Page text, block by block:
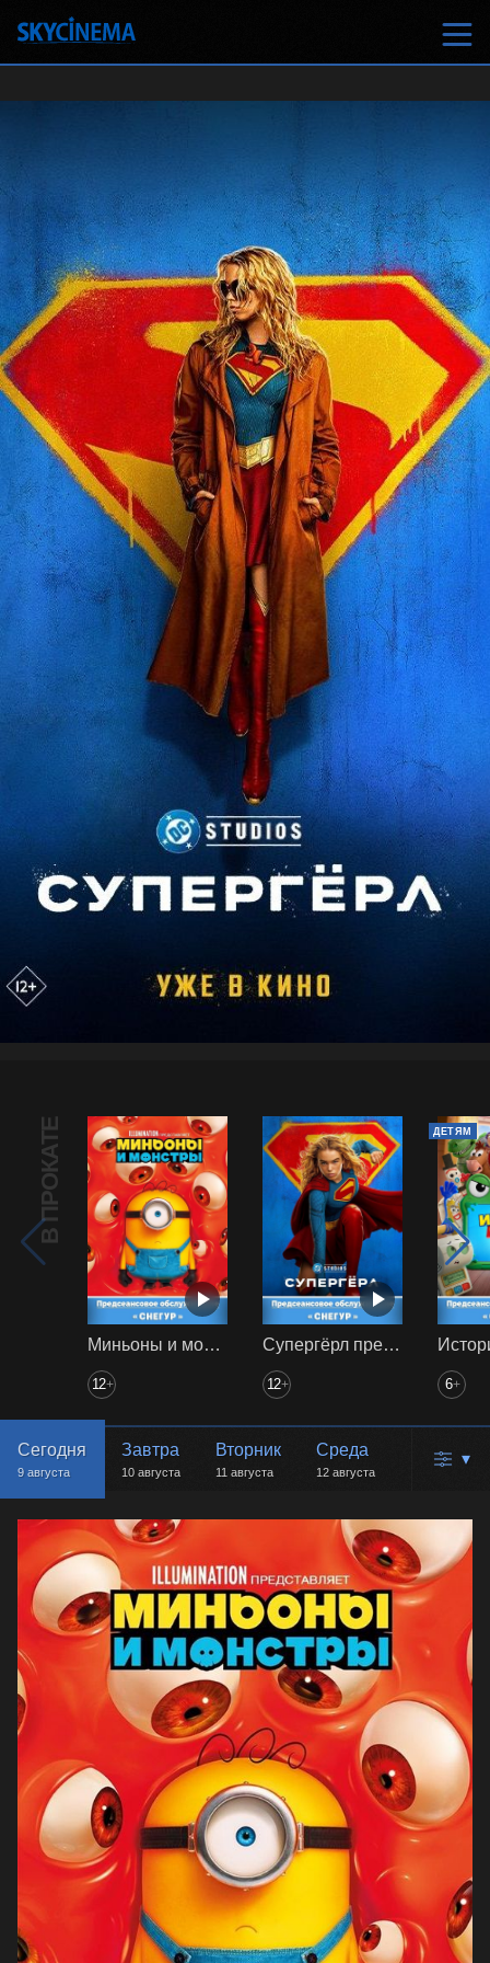
В ПРОКАТЕ
Миньоны и монстры предс. обсл. Снегур
12+
Супергёрл предс. обсл. Снегур
12+
ДЕТЯМ
6+
Сегодня
9 августа
Завтра
10 августа
Вторник
11 августа
Среда
12 августа
▾